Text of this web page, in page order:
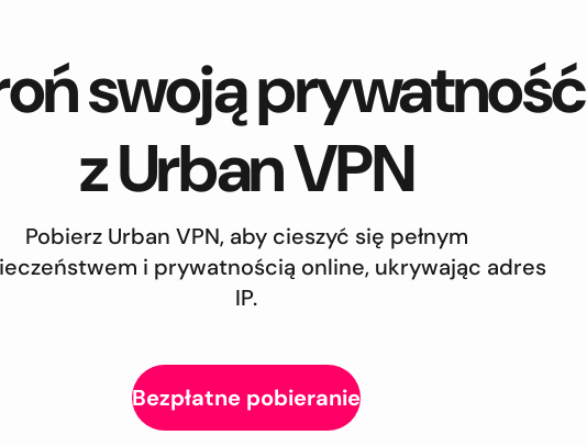
swoją prywatność
z Urban VPN
Pobierz Urban VPN, aby cieszyć się pełnym
i prywatnością online, ukrywając adres
IP.
Bezpłatne pobieranie